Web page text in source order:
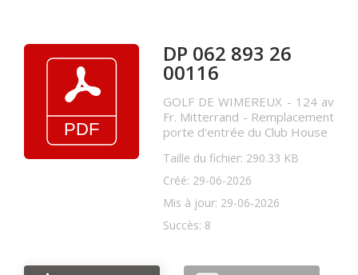
DP 062 893 26
00116
GOLF DE WIMEREUX - 124 av
Fr. Mitterrand - Remplacement
porte d'entrée du Club House
Taille du fichier: 290.33 KB
Créé: 29-06-2026
Mis à jour: 29-06-2026
Succès: 8